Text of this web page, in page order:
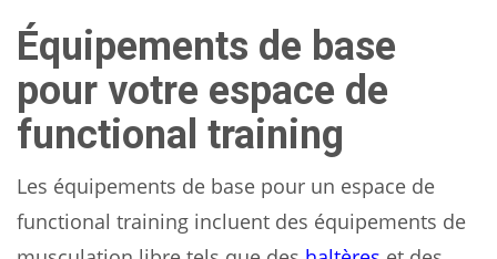
Équipements de base
pour votre espace de
functional training
Les équipements de base pour un espace de
functional training incluent des équipements de